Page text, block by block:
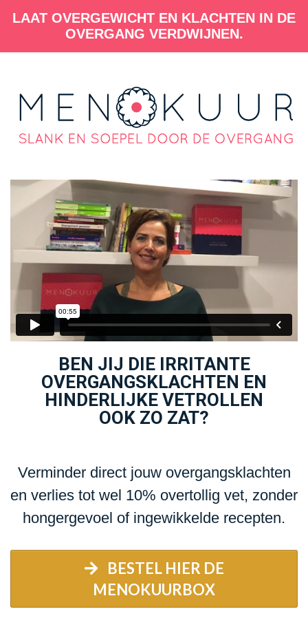
LAAT OVERGEWICHT EN KLACHTEN IN DE
OVERGANG VERDWIJNEN.
BEN JIJ DIE IRRITANTE
OVERGANGSKLACHTEN EN
HINDERLIJKE VETROLLEN
OOK ZO ZAT?
Verminder direct jouw overgangsklachten
en verlies tot wel 10% overtollig vet, zonder
hongergevoel of ingewikkelde recepten.
BESTEL HIER DE
MENOKUURBOX